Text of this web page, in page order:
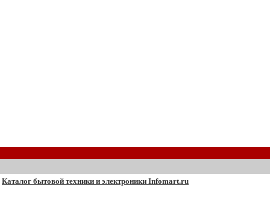
Каталог бытовой техники и электроники Infomart.ru